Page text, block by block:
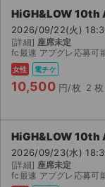
HiGH&LOW 10th
2026/09/22(火)
[詳細] 座席未定
fc最速 アプグレ応募可
女性 電チケ
10,500 円/枚 2 枚
HiGH&LOW 10th
2026/09/23(水)
[詳細] 座席未定
fc最速 アプグレ応募可